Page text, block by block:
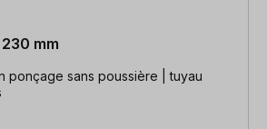
mm
ponçage sans poussière | tuyau